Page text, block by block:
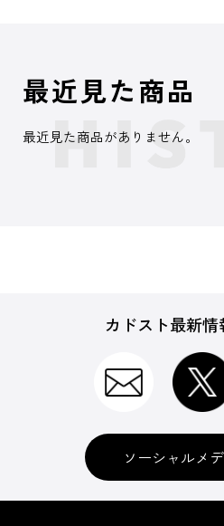
最近見た商品
最近見た商品がありません。
カドスト最新
ソーシャルメ